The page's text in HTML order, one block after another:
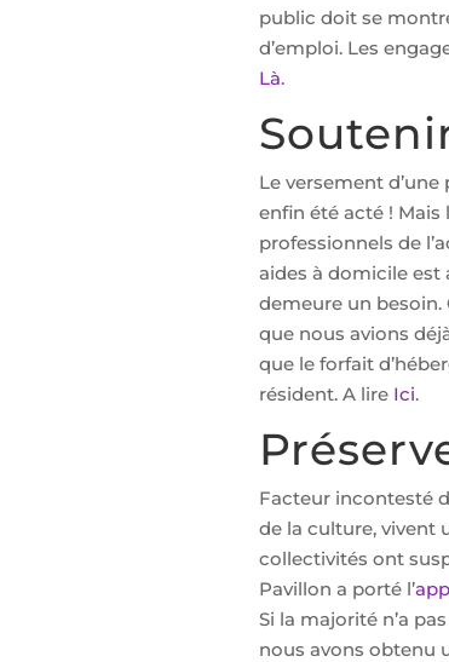
public doit se
d’emploi. Les
Là.
Le versement
enfin été acté !
professionnels de
aides à domicile est
demeure un besoin.
que nous avions
que le forfait
résident. A lire Ici.
Facteur incontesté
de la culture, vivent
collectivités ont
Pavillon a porté l’
Si la majorité n’a
nous avons obtenu